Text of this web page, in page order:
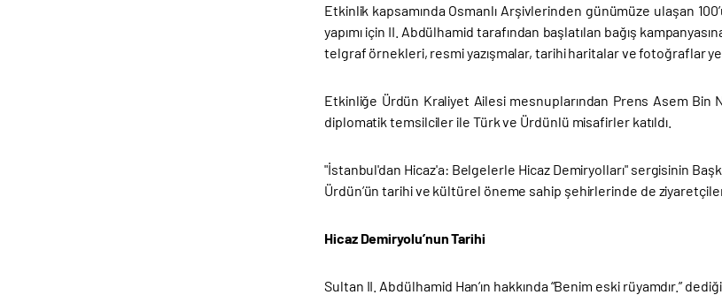
Etkinlik kapsamında Osmanlı Arşivlerinden günümüze ulaşan
yapımı için II. Abdülhamid tarafından başlatılan bağış
telgraf örnekleri, resmi yazışmalar, tarihi haritalar ve fotoğraflar
Etkinliğe Ürdün Kraliyet Ailesi mesnuplarından Prens Asem Bin
diplomatik temsilciler ile Türk ve Ürdünlü misafirler katıldı.
"İstanbul'dan Hicaz'a: Belgelerle Hicaz Demiryolları" sergisinin
Ürdün’ün tarihi ve kültürel öneme sahip şehirlerinde de
Hicaz Demiryolu’nun Tarihi
Sultan II. Abdülhamid Han’ın hakkında “Benim eski rüyamdır.”